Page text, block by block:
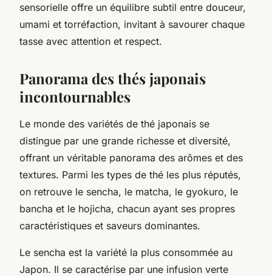
sensorielle offre un équilibre subtil entre douceur,
umami et torréfaction, invitant à savourer chaque
tasse avec attention et respect.
Panorama des thés japonais
incontournables
Le monde des variétés de thé japonais se
distingue par une grande richesse et diversité,
offrant un véritable panorama des arômes et des
textures. Parmi les types de thé les plus réputés,
on retrouve le sencha, le matcha, le gyokuro, le
bancha et le hojicha, chacun ayant ses propres
caractéristiques et saveurs dominantes.
Le sencha est la variété la plus consommée au
Japon. Il se caractérise par une infusion verte